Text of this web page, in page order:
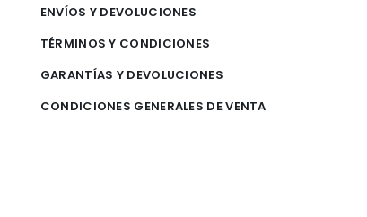
ENVÍOS Y DEVOLUCIONES
TÉRMINOS Y CONDICIONES
GARANTÍAS Y DEVOLUCIONES
CONDICIONES GENERALES DE VENTA